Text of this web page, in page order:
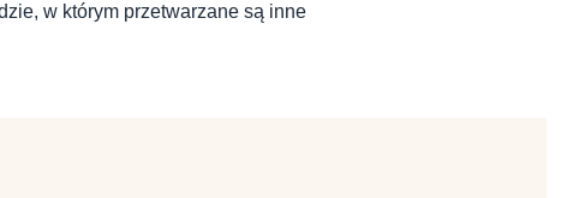
w którym przetwarzane są inne